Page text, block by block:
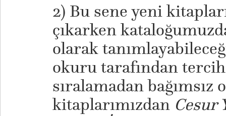
2) Bu sene yeni
çıkarken
olarak
okuru tarafından
sıralamadan bağımsız
kitaplarımızdan Cesur